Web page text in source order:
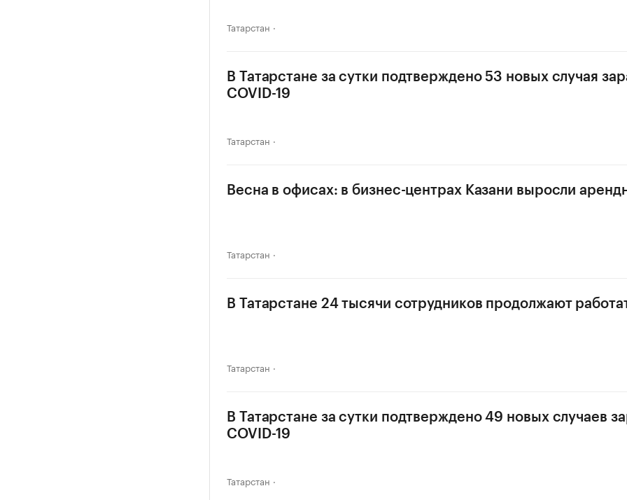
Татарстан
В Татарстане за сутки подтверждено 53 новых случая
COVID-19
Татарстан
Весна в офисах: в бизнес-центрах Казани выросли
Татарстан
В Татарстане 24 тысячи сотрудников продолжают
Татарстан
В Татарстане за сутки подтверждено 49 новых случаев
COVID-19
Татарстан